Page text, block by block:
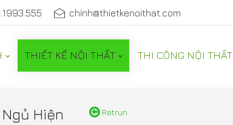
chinh@thietkenoithat.com
THIẾT KẾ NỘI THẤT THI CÔNG NỘI THẤT
Retrun
Hiện